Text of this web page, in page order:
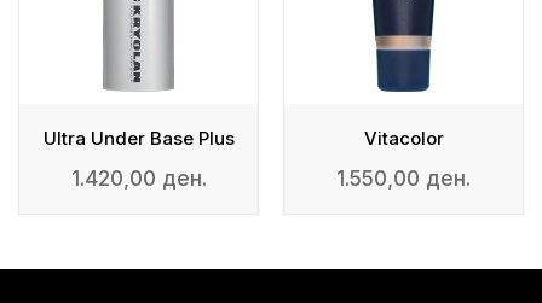
Ultra Under Base Plus
1.420,00 ден.
Vitacolor
1.550,00 ден.